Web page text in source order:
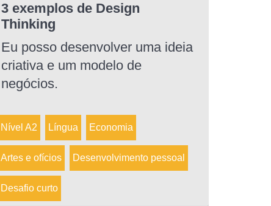
3 exemplos de Design
Thinking
Eu posso desenvolver uma ideia
criativa e um modelo de
negócios.
Nível A2 Língua Economia
Artes e ofícios Desenvolvimento pessoal
Desafio curto